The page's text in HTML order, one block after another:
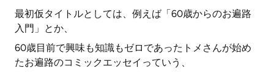
最初仮タイトルとしては、例えば「60歳からのお遍路
入門」とか、
60歳目前で興味も知識もゼロであったトメさんが始め
たお遍路のコミックエッセイっていう、